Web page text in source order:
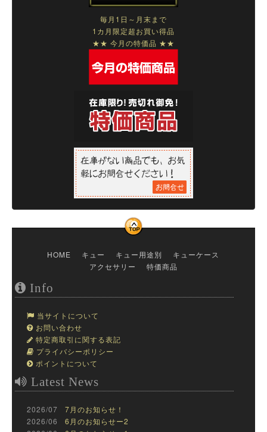
毎月1日～月末まで
1カ月限定超お買い得品
★★ 今月の特価品 ★★
HOME キュー キュー用途別
キューケース
アクセサリー
特価商品
Info
当サイトについて
お問い合わせ
特定商取引に関する表記
プライバシーポリシー
ポイントについて
Latest News
2026/07 7月のお知らせ！
2026/06 6月のお知らせー2